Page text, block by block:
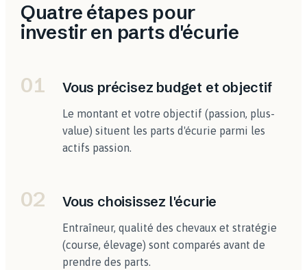
Quatre étapes pour
investir en parts d'écurie
01 Vous précisez budget et objectif
Le montant et votre objectif (passion, plus-
value) situent les parts d'écurie parmi les
actifs passion.
02 Vous choisissez l'écurie
Entraîneur, qualité des chevaux et stratégie
(course, élevage) sont comparés avant de
prendre des parts.